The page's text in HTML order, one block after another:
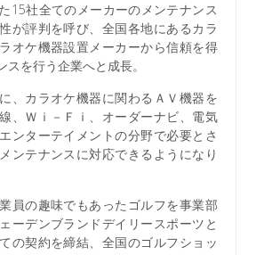
15社全てのメーカーのメンテナンス
が評判を呼び、全国各地にあるカラ
オケ機器設置メーカーから信頼を得
を行う企業へと成長。
、カラオケ機器に関わるＡＶ機器を
、Ｗｉ－Ｆｉ、オーダーナビ、電気
ンターテイメントの分野で必要とさ
ンテナンスに対応できるようになり
員の趣味でもあったゴルフを事業部
ーデンブランドデイリースポーツと
の契約を締結、全国のゴルフショッ